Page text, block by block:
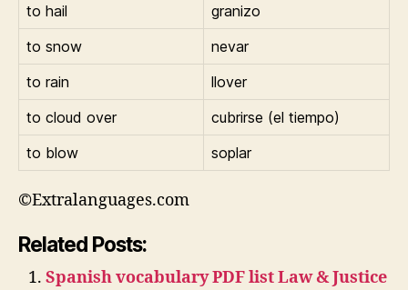
to hail
granizo
to snow
nevar
to rain
llover
to cloud over
cubrirse (el tiempo)
to blow
soplar
©Extralanguages.com
Related Posts:
Spanish vocabulary PDF list Law & Justice